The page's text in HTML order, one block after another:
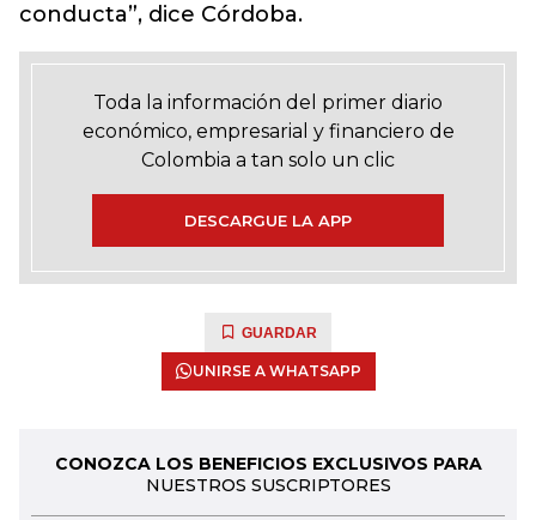
conducta”, dice Córdoba.
Toda la información del primer diario
económico, empresarial y financiero de
Colombia a tan solo un clic
DESCARGUE LA APP
GUARDAR
UNIRSE A WHATSAPP
CONOZCA LOS BENEFICIOS EXCLUSIVOS PARA
NUESTROS SUSCRIPTORES